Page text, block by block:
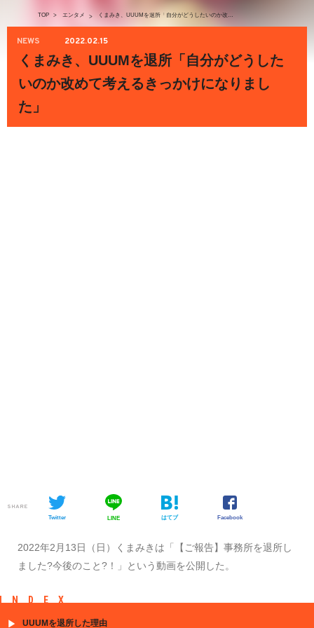
TOP > エンタメ > くまみき、UUUMを退所「自分がどうしたいのか改めて考えるきっかけになりました」
NEWS 2022.02.15
くまみき、UUUMを退所「自分がどうした
いのか改めて考えるきっかけになりまし
た」
SHARE
Twitter LINE はてブ Facebook
2022年2月13日（日）くまみきは「【ご報告】事務所を退所し
ました?今後のこと?！」という動画を公開した。
INDEX
UUUMを退所した理由